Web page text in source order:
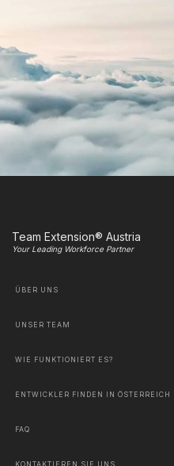
Team Extension® Austria
Your Leading Workforce Partner
ÜBER UNS
UNSER TEAM
WIE FUNKTIONIERT ES?
ENTWICKLER FINDEN IN ÖSTERREICH
FAQ
KONTAKTIEREN SIE UNS